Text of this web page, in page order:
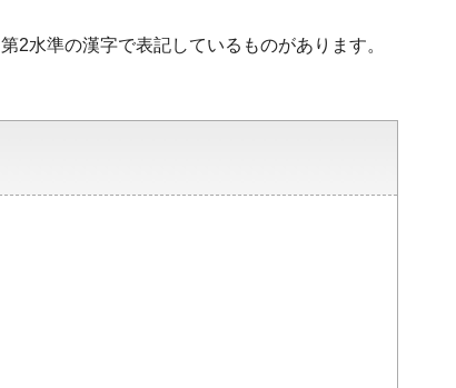
2水準の漢字で表記しているものがあります。